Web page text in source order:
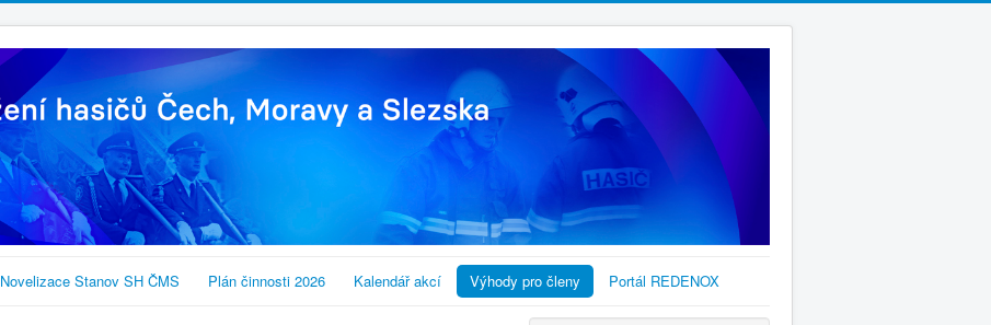
Novelizace Stanov SH ČMS Plán činnosti 2026 Kalendář akcí Výhody pro členy Portál REDENOX